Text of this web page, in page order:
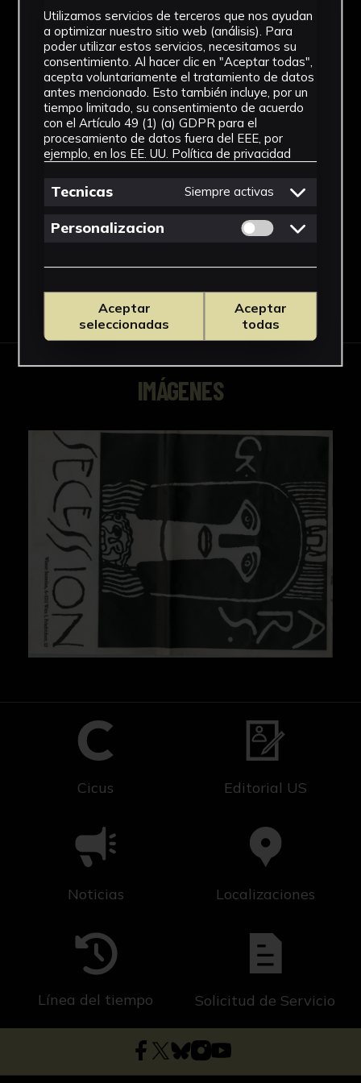
Laboratorio de Investigación
Patrimonio Cultural
Dimensiones
33,5 x 26 cm
Procedencia
Carpeta Viena I. Taller de Gerardo
Delgado. Olivares (Sevilla).
Descargar Ficha
IMÁGENES
Cicus Editorial US
Noticias Localizaciones
Línea del tiempo Solicitud de Servicio
Utilizamos servicios de terceros que nos ayudan
a optimizar nuestro sitio web (análisis). Para
poder utilizar estos servicios, necesitamos su
consentimiento. Al hacer clic en "Aceptar todas",
acepta voluntariamente el tratamiento de datos
antes mencionado. Esto también incluye, por un
tiempo limitado, su consentimiento de acuerdo
con el Artículo 49 (1) (a) GDPR para el
procesamiento de datos fuera del EEE, por
ejemplo, en los EE. UU. Política de privacidad
Tecnicas Siempre activas
Personalizacion Permitir cookies
Aceptar
seleccionadas
Aceptar
todas